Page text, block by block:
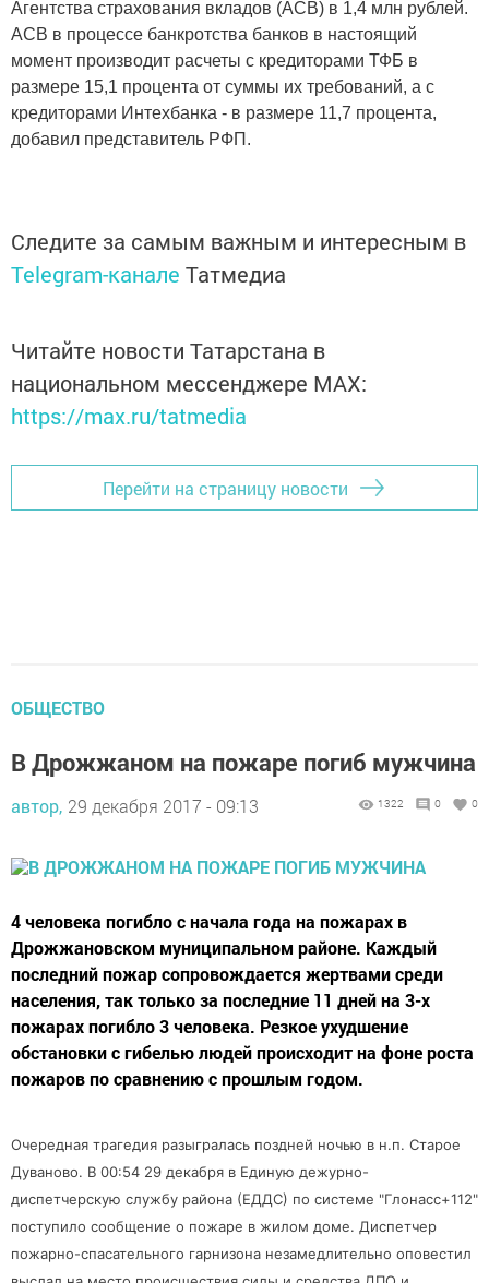
Агентства страхования вкладов (АСВ) в 1,4 млн рублей.
АСВ в процессе банкротства банков в настоящий
момент производит расчеты с кредиторами ТФБ в
размере 15,1 процента от суммы их требований, а с
кредиторами Интехбанка - в размере 11,7 процента,
добавил представитель РФП.
Следите за самым важным и интересным в
Telegram-канале Татмедиа
Читайте новости Татарстана в
национальном мессенджере MАХ:
https://max.ru/tatmedia
Перейти на страницу новости
ОБЩЕСТВО
В Дрожжаном на пожаре погиб мужчина
автор, 29 декабря 2017 - 09:13 1322 0 0
4 человека погибло с начала года на пожарах в
Дрожжановском муниципальном районе. Каждый
последний пожар сопровождается жертвами среди
населения, так только за последние 11 дней на 3-х
пожарах погибло 3 человека. Резкое ухудшение
обстановки с гибелью людей происходит на фоне роста
пожаров по сравнению с прошлым годом.
Очередная трагедия разыгралась поздней ночью в н.п. Старое
Дуваново. В 00:54 29 декабря в Единую дежурно-
диспетчерскую службу района (ЕДДС) по системе "Глонасс+112"
поступило сообщение о пожаре в жилом доме. Диспетчер
пожарно-спасательного гарнизона незамедлительно оповестил